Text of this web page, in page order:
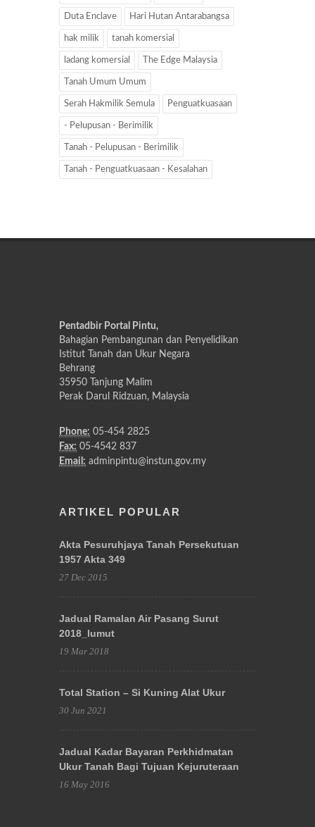
Duta Enclave Hari Hutan Antarabangsa
hak milik tanah komersial
ladang komersial The Edge Malaysia
Tanah Umum Umum
Serah Hakmilik Semula Penguatkuasaan
- Pelupusan - Berimilik
Tanah - Pelupusan - Berimilik
Tanah - Penguatkuasaan - Kesalahan
Pentadbir Portal Pintu,
Bahagian Pembangunan dan Penyelidikan
Istitut Tanah dan Ukur Negara
Behrang
35950 Tanjung Malim
Perak Darul Ridzuan, Malaysia
Phone: 05-454 2825
Fax: 05-4542 837
Email: adminpintu@instun.gov.my
ARTIKEL POPULAR
Akta Pesuruhjaya Tanah Persekutuan
1957 Akta 349
27 Dec 2015
Jadual Ramalan Air Pasang Surut
2018_lumut
19 Mar 2018
Total Station – Si Kuning Alat Ukur
30 Jun 2021
Jadual Kadar Bayaran Perkhidmatan
Ukur Tanah Bagi Tujuan Kejuruteraan
16 May 2016